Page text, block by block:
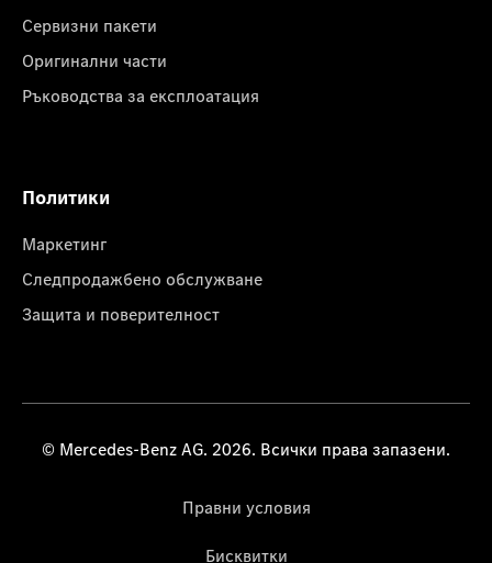
Сервизни пакети
Оригинални части
Ръководства за експлоатация
Политики
Маркетинг
Следпродажбено обслужване
Защита и поверителност
© Mercedes-Benz AG. 2026. Всички права запазени.
Правни условия
Бисквитки